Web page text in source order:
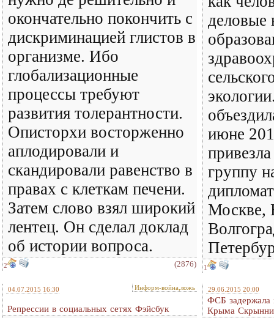
окончательно покончить с
дискриминацией глистов в
организме. Ибо
глобализационные
процессы требуют
развития толерантности.
Описторхи восторженно
аплодировали и
скандировали равенство в
правах с клеткам печени.
Затем слово взял широкий
лентец. Он сделал доклад
об истории вопроса.
2 (2876)
деловые
июне
группу
Москве,
1
04.07.2015 16:30 Информ-война,ложь
Репрессии в социальных сетях Фэйсбук
29.06.2015 20:00
ФСБ задержала
Крыма